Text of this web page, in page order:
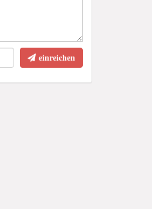
einreichen